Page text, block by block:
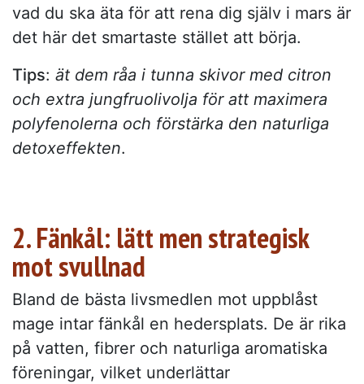
vad du ska äta för att rena dig själv i mars är
det här det smartaste stället att börja.
Tips: ät dem råa i tunna skivor med citron
och extra jungfruolivolja för att maximera
polyfenolerna och förstärka den naturliga
detoxeffekten.
2. Fänkål: lätt men strategisk
mot svullnad
Bland de bästa livsmedlen mot uppblåst
mage intar fänkål en hedersplats. De är rika
på vatten, fibrer och naturliga aromatiska
föreningar, vilket underlättar